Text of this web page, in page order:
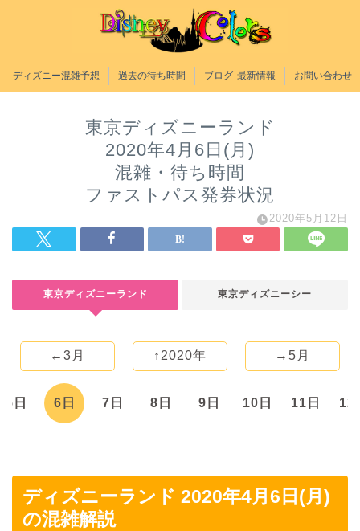
ディズニー混雑予想 過去の待ち時間 ブログ-最新情報 お問い合わせ
東京ディズニーランド
2020年4月6日(月)
混雑・待ち時間
ファストパス発券状況
2020年5月12日
東京ディズニーランド 東京ディズニーシー
←3月 ↑2020年 →5月
5日 6日 7日 8日 9日 10日 11日 12
ディズニーランド 2020年4月6日(月)
の混雑解説